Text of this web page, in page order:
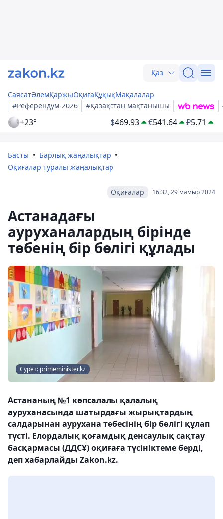
Қаз
СаясатӘлемҚаржыОқиғаҚұқықМақалалар
#Референдум-2026
#Қазақстан мақтанышы
+23° $469.93 €541.64 ₽5.71
Басты
Барлық жаңалықтар
Оқиғалар туралы жаңалықтар
16:32, 29 мамыр 2024
Оқиғалар
Астанадағы
ауруханалардың бірінде
төбенің бір бөлігі құлады
Сурет: primeminister.kz
Астананың №1 көпсалалы қалалық
ауруханасында шатырдағы жырықтардың
салдарынан аурухана төбесінің бір бөлігі құлап
түсті. Елордалық қоғамдық денсаулық сақтау
басқармасы (ДДСҰ) оқиғаға түсініктеме берді,
деп хабарлайды Zakon.kz.